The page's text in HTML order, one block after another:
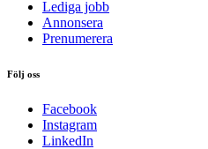
Lediga jobb
Annonsera
Prenumerera
Följ oss
Facebook
Instagram
LinkedIn